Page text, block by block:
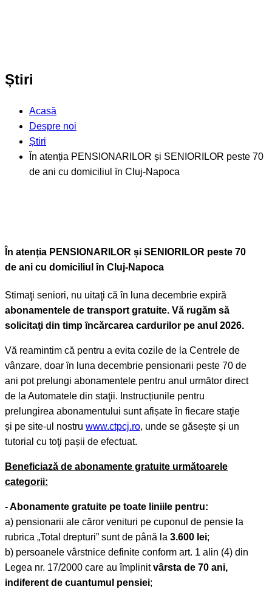
Știri
Acasă
Despre noi
Știri
În atenția PENSIONARILOR și SENIORILOR peste 70
de ani cu domiciliul ȋn Cluj-Napoca
În atenția PENSIONARILOR și SENIORILOR peste 70
de ani cu domiciliul ȋn Cluj-Napoca
Stimaţi seniori, nu uitaţi că ȋn luna decembrie expiră
abonamentele de transport gratuite. Vă rugăm să
solicitaţi din timp ȋncărcarea cardurilor pe anul 2026.
Vă reamintim că pentru a evita cozile de la Centrele de
vânzare, doar ȋn luna decembrie pensionarii peste 70 de
ani pot prelungi abonamentele pentru anul următor direct
de la Automatele din staţii. Instrucțiunile pentru
prelungirea abonamentului sunt afișate ȋn fiecare staţie
și pe site-ul nostru www.ctpcj.ro, unde se găsește și un
tutorial cu toţi pașii de efectuat.
Beneficiază de abonamente gratuite următoarele
categorii:
- Abonamente gratuite pe toate liniile pentru:
a) pensionarii ale căror venituri pe cuponul de pensie la
rubrica „Total drepturi” sunt de până la 3.600 lei;
b) persoanele vârstnice definite conform art. 1 alin (4) din
Legea nr. 17/2000 care au împlinitvârsta de 70 ani,
indiferent de cuantumul pensiei;